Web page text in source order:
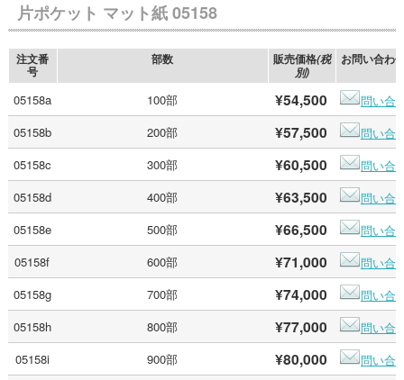
片ポケット マット紙 05158
注文番
号
部数 販売価格(税
別)
お問い合わ
05158a 100部 ¥54,500
問い合
05158b
200部 ¥57,500
問い合
05158c
300部 ¥60,500
問い合
05158d
400部 ¥63,500
問い合
05158e
500部 ¥66,500
問い合
05158f
600部 ¥71,000
問い合
05158g
700部 ¥74,000
問い合
05158h
800部 ¥77,000
問い合
05158i
900部 ¥80,000
問い合